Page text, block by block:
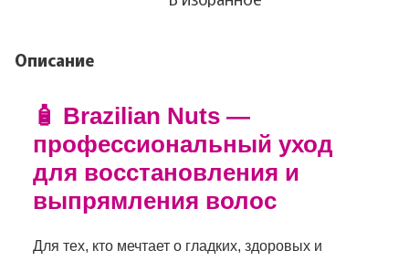
Описание
🧴 Brazilian Nuts —
профессиональный уход
для восстановления и
выпрямления волос
Для тех, кто мечтает о гладких, здоровых и